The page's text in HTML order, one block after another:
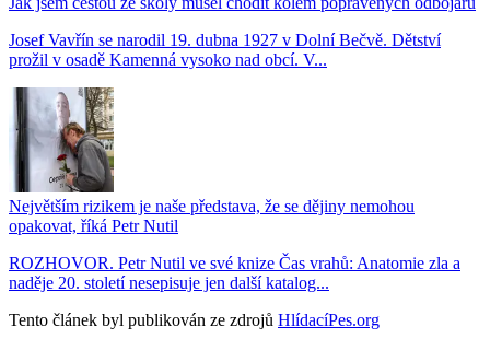
Josef Vavřín se narodil 19. dubna 1927 v Dolní Bečvě. Dětství
prožil v osadě Kamenná vysoko nad obcí. V...
Největším rizikem je naše představa, že se dějiny nemohou
opakovat, říká Petr Nutil
ROZHOVOR. Petr Nutil ve své knize Čas vrahů: Anatomie zla a
naděje 20. století nesepisuje jen další katalog...
Tento článek byl publikován ze zdrojů HlídacíPes.org